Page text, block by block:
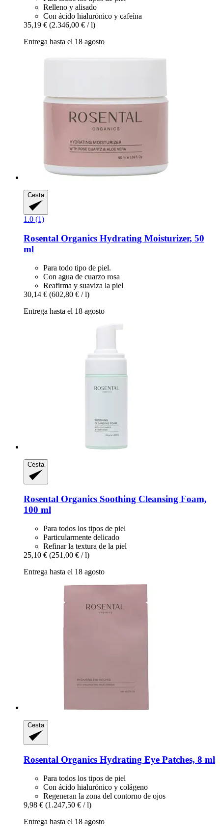
Relleno y alisado
Con ácido hialurónico y cafeína
35,19 € (2.346,00 € / l)
Entrega hasta el 18 agosto
Cesta
1.0 (1)
Rosental Organics Hydrating Moisturizer, 50
ml
Para todo tipo de piel.
Con agua de cuarzo rosa
Reafirma y suaviza la piel
30,14 € (602,80 € / l)
Entrega hasta el 18 agosto
Cesta
Rosental Organics Soothing Cleansing Foam,
100 ml
Para todos los tipos de piel
Particularmente delicado
Refinar la textura de la piel
25,10 € (251,00 € / l)
Entrega hasta el 18 agosto
Cesta
Rosental Organics Hydrating Eye Patches, 8 ml
Para todos los tipos de piel
Con ácido hialurónico y colágeno
Regeneran la zona del contorno de ojos
9,98 € (1.247,50 € / l)
Entrega hasta el 18 agosto